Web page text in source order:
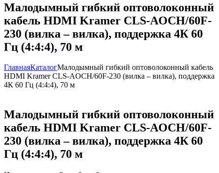
Малодымный гибкий оптоволоконный
кабель HDMI Kramer CLS-AOCH/60F-
230 (вилка – вилка), поддержка 4К 60
Гц (4:4:4), 70 м
ГлавнаяКаталогМалодымный гибкий оптоволоконный кабель
HDMI Kramer CLS-AOCH/60F-230 (вилка – вилка), поддержка
4К 60 Гц (4:4:4), 70 м
Малодымный гибкий оптоволоконный
кабель HDMI Kramer CLS-AOCH/60F-
230 (вилка – вилка), поддержка 4К 60
Гц (4:4:4), 70 м